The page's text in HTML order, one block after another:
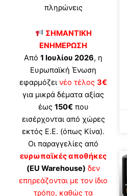
πληρώνεις
ΣΗΜΑΝΤΙΚΗ
ΕΝΗΜΕΡΩΣΗ
Από1 Ιουλίου 2026, η
Ευρωπαϊκή Ένωση
εφαρμόζεινέο τέλος3€
για μικρά δέματα αξίας
έως 150€ που
εισέρχονται από χώρες
εκτός Ε.Ε. (όπως Κίνα).
Οι παραγγελίες από
ευρωπαϊκές αποθήκες
(EU Warehouse) δεν
επηρεάζονται με τον ίδιο
τρόπο, καθώς τα